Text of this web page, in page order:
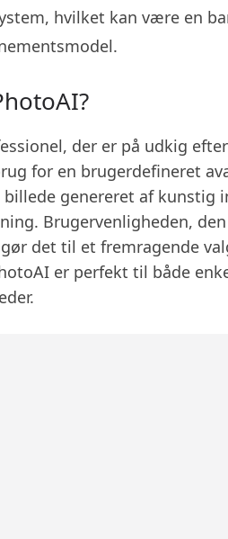
hvilket kan være en
der er på udkig
for en brugerdefineret
genereret af kunstig
Brugervenligheden,
det til et fremragende
er perfekt til både